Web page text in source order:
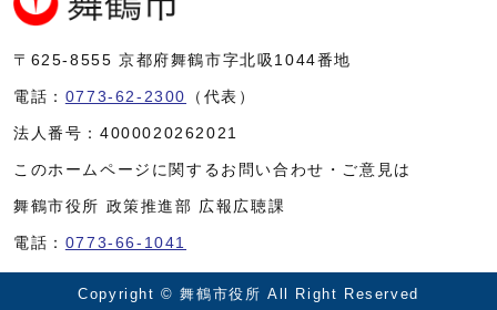
〒625-8555 京都府舞鶴市字北吸1044番地
電話： 0773-62-2300 （代表）
法人番号： 4000020262021
このホームページに関するお問い合わせ・ご意見は
舞鶴市役所 政策推進部 広報広聴課
電話： 0773-66-1041
Copyright © 舞鶴市役所 All Right Reserved